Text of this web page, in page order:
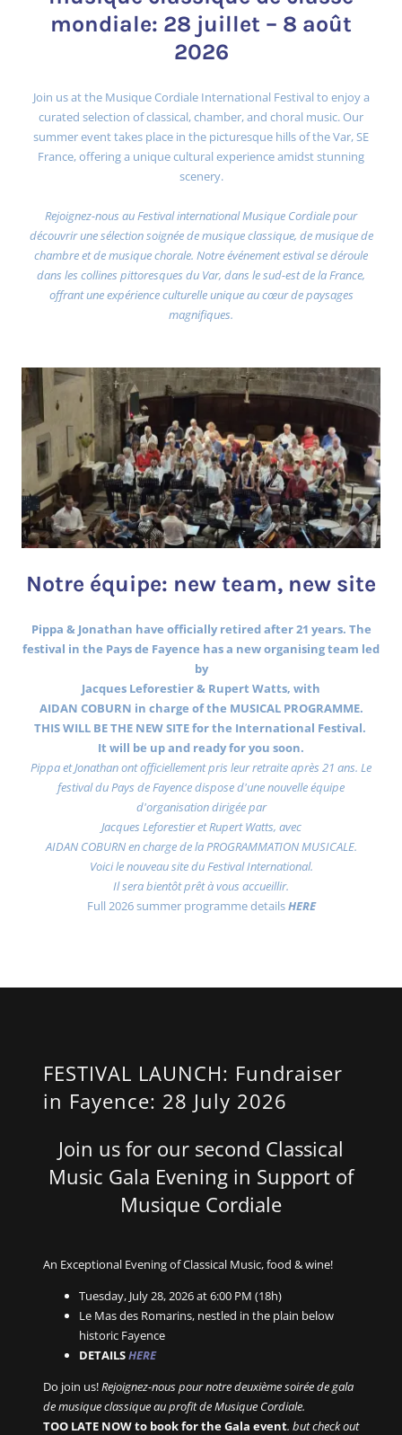
mondiale: 28 juillet – 8 août
2026
Join us at the Musique Cordiale International Festival to enjoy a
curated selection of classical, chamber, and choral music. Our
summer event takes place in the picturesque hills of the Var, SE
France, offering a unique cultural experience amidst stunning
scenery.
Rejoignez-nous au Festival international Musique Cordiale pour
découvrir une sélection soignée de musique classique, de musique de
chambre et de musique chorale. Notre événement estival se déroule
dans les collines pittoresques du Var, dans le sud-est de la France,
offrant une expérience culturelle unique au cœur de paysages
magnifiques.
Notre équipe: new team, new site
Pippa & Jonathan have officially retired after 21 years. The
festival in the Pays de Fayence has a new organising team led
by
Jacques Leforestier & Rupert Watts, with
AIDAN COBURN in charge of the MUSICAL PROGRAMME.
THIS WILL BE THE NEW SITE for the International Festival.
It will be up and ready for you soon.
Pippa et Jonathan ont officiellement pris leur retraite après 21 ans. Le
festival du Pays de Fayence dispose d'une nouvelle équipe
d'organisation dirigée par
Jacques Leforestier et Rupert Watts, avec
AIDAN COBURN en charge de la PROGRAMMATION MUSICALE.
Voici le nouveau site du Festival International.
Il sera bientôt prêt à vous accueillir.
Full 2026 summer programme detailsHERE
FESTIVAL LAUNCH: Fundraiser
in Fayence: 28 July 2026
Join us for our second Classical
Music Gala Evening in Support of
Musique Cordiale
An Exceptional Evening of Classical Music, food & wine!
Tuesday, July 28, 2026 at 6:00 PM (18h)
Le Mas des Romarins, nestled in the plain below
historic Fayence
DETAILSHERE
Do join us!Rejoignez-nous pour notre deuxième soirée de gala
de musique classique au profit de Musique Cordiale.
TOO LATE NOW to book for the Gala event. but check out